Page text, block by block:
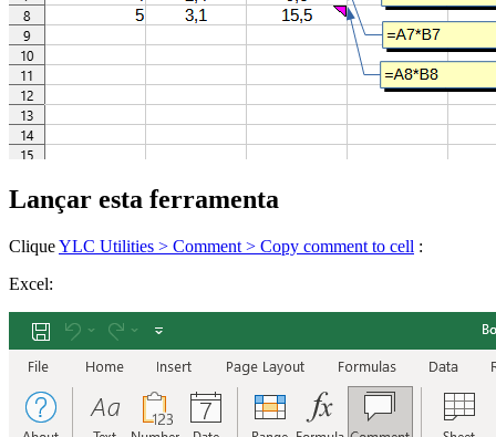
Lançar esta ferramenta
CliqueYLC Utilities > Comment > Copy comment to cell :
Excel: